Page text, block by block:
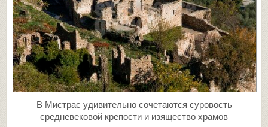
В Мистрас удивительно сочетаются суровость
средневековой крепости и изящество храмов